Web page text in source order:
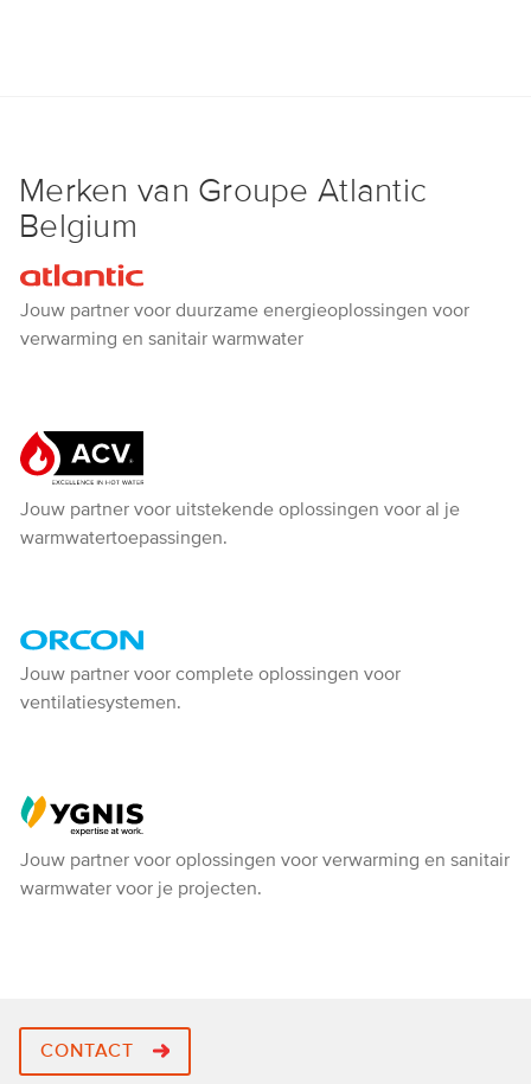
Merken van Groupe Atlantic
Belgium
Atlantic
Jouw partner voor duurzame energieoplossingen voor
verwarming en sanitair warmwater
ACV
Jouw partner voor uitstekende oplossingen voor al je
warmwatertoepassingen.
Orcon
-
Jouw partner voor complete oplossingen voor
ventilatiesystemen.
Ygnis
Jouw partner voor oplossingen voor verwarming en sanitair
warmwater voor je projecten.
CONTACT